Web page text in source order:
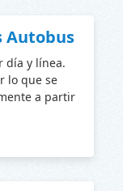
Autobus
día y línea.
lo que se
a partir